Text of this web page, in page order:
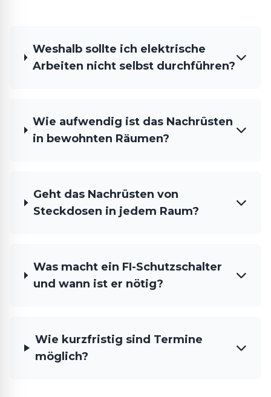
Weshalb sollte ich elektrische
Arbeiten nicht selbst durchführen?
Wie aufwendig ist das Nachrüsten
in bewohnten Räumen?
Geht das Nachrüsten von
Steckdosen in jedem Raum?
Was macht ein FI-Schutzschalter
und wann ist er nötig?
Wie kurzfristig sind Termine
möglich?